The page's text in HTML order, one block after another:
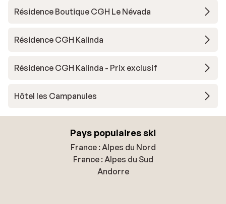
Résidence Boutique CGH Le Névada
Résidence CGH Kalinda
Résidence CGH Kalinda - Prix exclusif
Hôtel les Campanules
Pays populaires ski
France : Alpes du Nord
France : Alpes du Sud
Andorre